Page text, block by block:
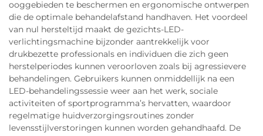
ooggebieden te beschermen en ergonomische ontwerpen
die de optimale behandelafstand handhaven. Het voordeel
van nul hersteltijd maakt de gezichts-LED-
verlichtingsmachine bijzonder aantrekkelijk voor
drukbezette professionals en individuen die zich geen
herstelperiodes kunnen veroorloven zoals bij agressievere
behandelingen. Gebruikers kunnen onmiddellijk na een
LED-behandelingssessie weer aan het werk, sociale
activiteiten of sportprogramma’s hervatten, waardoor
regelmatige huidverzorgingsroutines zonder
levensstijlverstoringen kunnen worden gehandhaafd. De